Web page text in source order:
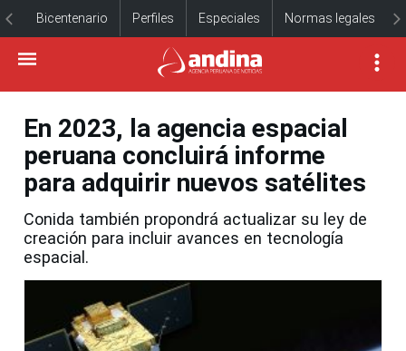
Bicentenario Perfiles Especiales Normas legales
En 2023, la agencia espacial
peruana concluirá informe
para adquirir nuevos satélites
Conida también propondrá actualizar su ley de
creación para incluir avances en tecnología
espacial.